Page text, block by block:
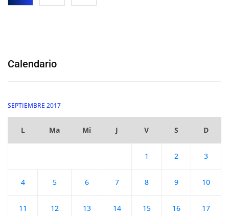
Calendario
SEPTIEMBRE 2017
L Ma Mi J V S D
1 2 3
4 5 6 7 8 9 10
11 12 13 14 15 16 17